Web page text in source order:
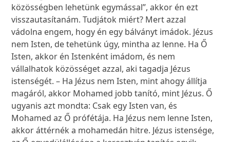
közösségben lehetünk egymással”, akkor én ezt
visszautasítanám. Tudjátok miért? Mert azzal
vádolna engem, hogy én egy bálványt imádok. Jézus
nem Isten, de tehetünk úgy, mintha az lenne. Ha Ő
Isten, akkor én Istenként imádom, és nem
vállalhatok közösséget azzal, aki tagadja Jézus
istenségét. – Ha Jézus nem Isten, mint ahogy állítja
magáról, akkor Mohamed jobb tanító, mint Jézus. Ő
ugyanis azt mondta: Csak egy Isten van, és
Mohamed az Ő prófétája. Ha Jézus nem lenne Isten,
akkor áttérnék a mohamedán hitre. Jézus istensége,